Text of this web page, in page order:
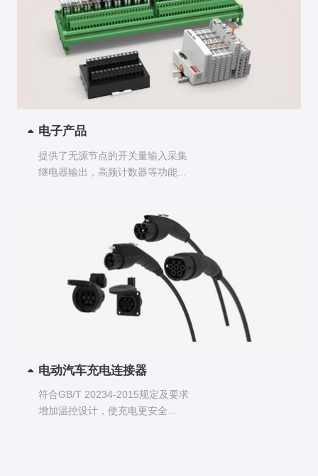
电子产品
提供了无源节点的开关量输入采集
继电器输出，高频计数器等功能...
电动汽车充电连接器
符合GB/T 20234-2015规定及要求
增加温控设计，使充电更安全...